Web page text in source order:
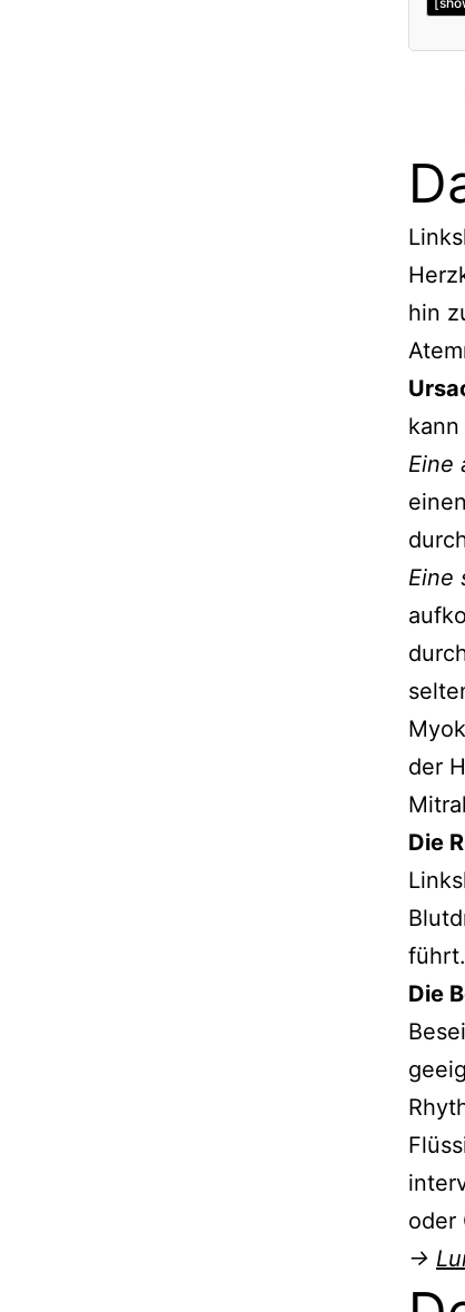
hin
Eine
Eine
der
Die
führt.
Die
oder
→